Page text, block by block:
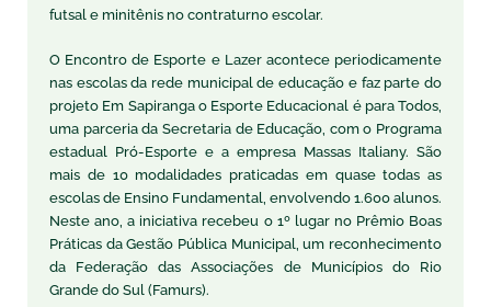
futsal e minitênis no contraturno escolar.
O Encontro de Esporte e Lazer acontece periodicamente
nas escolas da rede municipal de educação e faz parte do
projeto Em Sapiranga o Esporte Educacional é para Todos,
uma parceria da Secretaria de Educação, com o Programa
estadual Pró-Esporte e a empresa Massas Italiany. São
mais de 10 modalidades praticadas em quase todas as
escolas de Ensino Fundamental, envolvendo 1.600 alunos.
Neste ano, a iniciativa recebeu o 1º lugar no Prêmio Boas
Práticas da Gestão Pública Municipal, um reconhecimento
da Federação das Associações de Municípios do Rio
Grande do Sul (Famurs).